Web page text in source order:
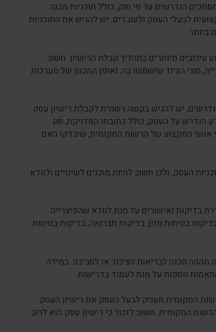
הנדרשים על פי חוק, כולל תוכניות מבנה
לבעלי העסק ולעובדים. יש להגיש את התוכניות
ביותר.
מיותרים בתהליך קבלת הרישיון. חשוב
סוגי הציוד שישמשו בה, ואופן התכנון של מערכות
יש להגיש בקשה רשמית לקבלת רישיון עסק
על העסק, כולל כתובתו המדויקת, סוג
אנשי המקצוע של הרשות המקומית, שיבדקו האם
העסק, ולכן חשוב להיות מוכנים לשינויים ולוודא
ואישורים על מנת לוודא שהפיצרייה
בטיחות מזון, בדיקות תברואה, בדיקות בטיחות
סכנה לבריאות הציבור או לסביבה. במידה
נוספות על מנת לעמוד בדרישות.
המקומית תעניק לבעל העסק את רישיון העסק
המקומית. חשוב לזכור כי רישיון עסק הוא לרוב